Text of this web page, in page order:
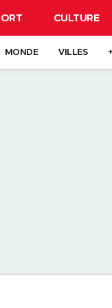
CULTURE
MONDE VILLES +